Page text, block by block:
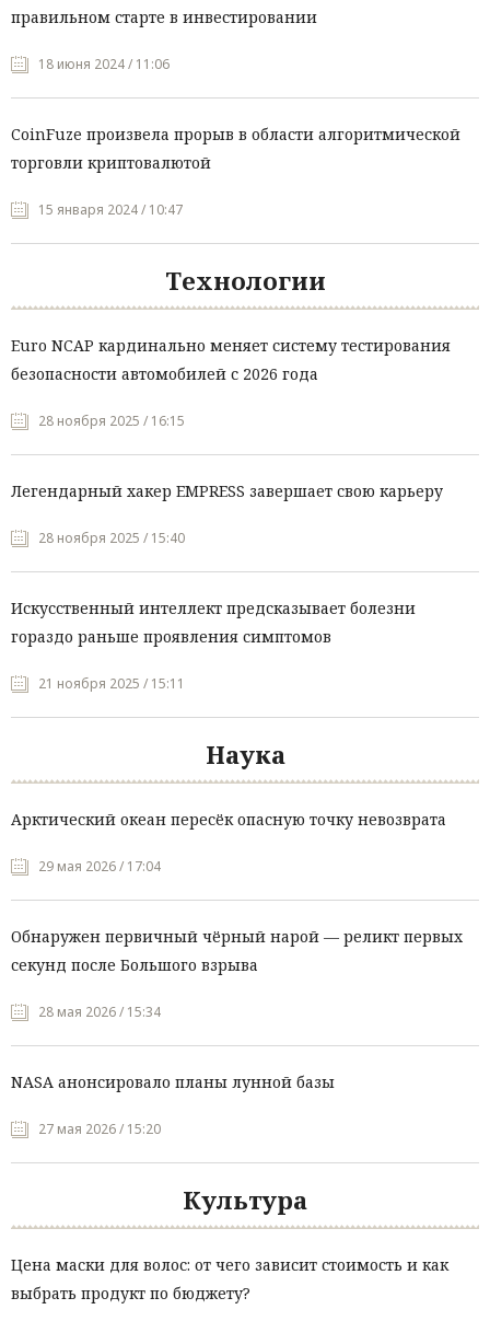
правильном старте в инвестировании
18 июня 2024 / 11:06
CoinFuze произвела прорыв в области алгоритмической
торговли криптовалютой
15 января 2024 / 10:47
Технологии
Euro NCAP кардинально меняет систему тестирования
безопасности автомобилей с 2026 года
28 ноября 2025 / 16:15
Легендарный хакер EMPRESS завершает свою карьеру
28 ноября 2025 / 15:40
Искусственный интеллект предсказывает болезни
гораздо раньше проявления симптомов
21 ноября 2025 / 15:11
Наука
Арктический океан пересёк опасную точку невозврата
29 мая 2026 / 17:04
Обнаружен первичный чёрный нарой — реликт первых
секунд после Большого взрыва
28 мая 2026 / 15:34
NASA анонсировало планы лунной базы
27 мая 2026 / 15:20
Культура
Цена маски для волос: от чего зависит стоимость и как
выбрать продукт по бюджету?